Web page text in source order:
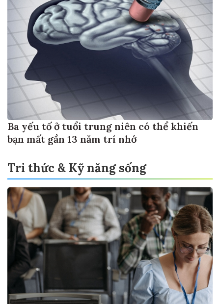
Ba yếu tố ở tuổi trung niên có thể khiến
bạn mất gần 13 năm trí nhớ
Tri thức & Kỹ năng sống